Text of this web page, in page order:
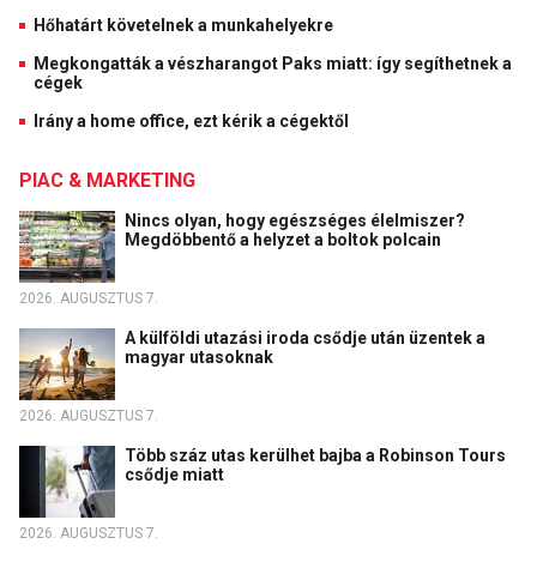
Hőhatárt követelnek a munkahelyekre
Megkongatták a vészharangot Paks miatt: így segíthetnek a
cégek
Irány a home office, ezt kérik a cégektől
PIAC & MARKETING
Nincs olyan, hogy egészséges élelmiszer?
Megdöbbentő a helyzet a boltok polcain
2026. AUGUSZTUS 7.
A külföldi utazási iroda csődje után üzentek a
magyar utasoknak
2026. AUGUSZTUS 7.
Több száz utas kerülhet bajba a Robinson Tours
csődje miatt
2026. AUGUSZTUS 7.